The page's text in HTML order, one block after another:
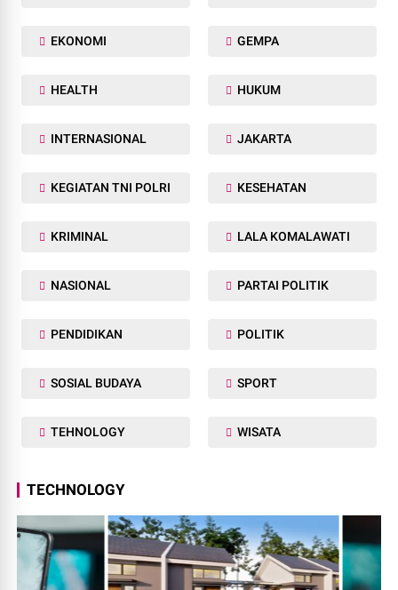
EKONOMI GEMPA
HEALTH HUKUM
INTERNASIONAL JAKARTA
KEGIATAN TNI POLRI KESEHATAN
KRIMINAL LALA KOMALAWATI
NASIONAL PARTAI POLITIK
PENDIDIKAN POLITIK
SOSIAL BUDAYA SPORT
TEHNOLOGY WISATA
TECHNOLOGY